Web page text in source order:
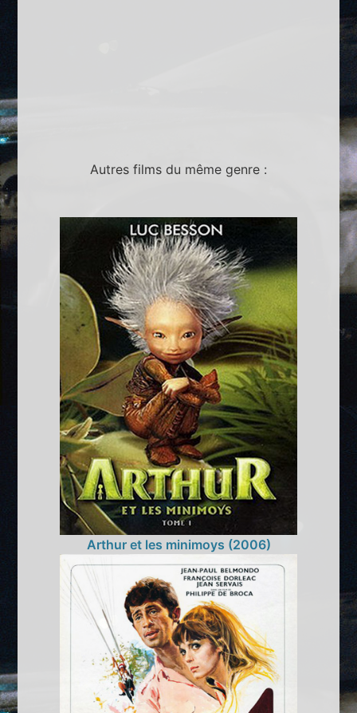
Autres films du même genre :
Arthur et les minimoys (2006)